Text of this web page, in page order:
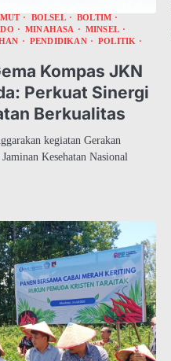
BOLSEL
BOLTIM
MINAHASA
MINSEL
PENDIDIKAN
POLITIK
Kompas JKN
Perkuat Sinergi
Berkualitas
kegiatan Gerakan
Kesehatan Nasional